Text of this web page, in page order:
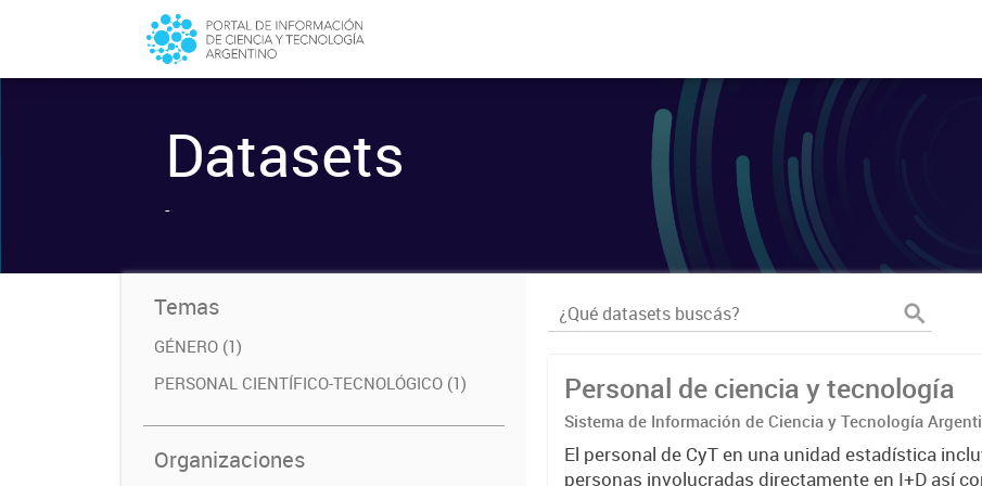
Datasets
-
Temas
GÉNERO (1)
PERSONAL CIENTÍFICO-TECNOLÓGICO (1)
Organizaciones
Personal de ciencia y tecnología
Sistema de Información de Ciencia y Tecnología
El personal de CyT en una unidad estadística
personas involucradas directamente en I+D así